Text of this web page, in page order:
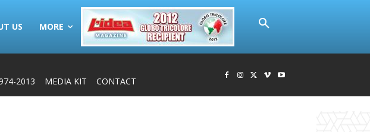
US MORE
2013 MEDIA KIT CONTACT